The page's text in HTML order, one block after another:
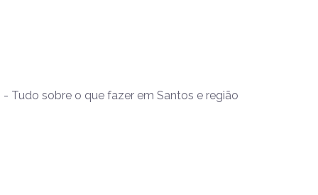
- Tudo sobre o que fazer em Santos e região